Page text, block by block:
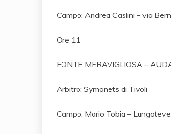
Campo: Andrea Caslini – via
Ore 11
FONTE MERAVIGLIOSA –
Arbitro: Symonets di Tivoli
Campo: Mario Tobia –